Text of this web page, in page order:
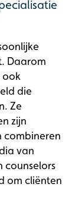
Daarom
ook
die
Ze
zijn
combineren
van
counselors
om cliënten